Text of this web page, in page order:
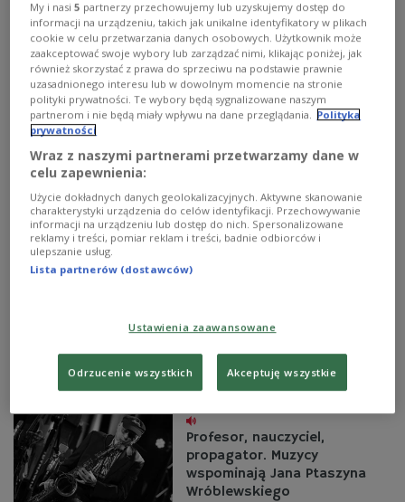
zdjęcie ilustracyjne Foto: Shutterstock/Ezume Images
O AUDYCJI
Najlepsze wykonania utrwalone na płytach z kultowej serii
"Polish Jazz", amerykański swing i szalone rytmy rodem z
Południa. Kanon gatunku, ale także nagrania zapomniane,
choć ważne. A wreszcie mini-monografie pianistów i
wokalistów oraz prezentacje legendarnych big-bandów
Duke’a Ellingtona, Counta Basiego i Benny’ego
godz. 18.00-19.00 (prowadzenie: Tomasz Szachowski,
Korneliusz Pacuda).
W POPRZEDNICH ODCINKACH
Profesor, nauczyciel,
propagator. Muzycy
wspominają Jana Ptaszyna
Wróblewskiego
My i nasi5 partnerzy przechowujemy lub uzyskujemy dostęp do
informacji na urządzeniu, takich jak unikalne identyfikatory w plikach
cookie w celu przetwarzania danych osobowych. Użytkownik może
zaakceptować swoje wybory lub zarządzać nimi, klikając poniżej, jak
również skorzystać z prawa do sprzeciwu na podstawie prawnie
uzasadnionego interesu lub w dowolnym momencie na stronie
polityki prywatności. Te wybory będą sygnalizowane naszym
partnerom i nie będą miały wpływu na dane przeglądania. Polityka
prywatności
Wraz z naszymi partnerami przetwarzamy dane w
celu zapewnienia:
Użycie dokładnych danych geolokalizacyjnych. Aktywne skanowanie
charakterystyki urządzenia do celów identyfikacji. Przechowywanie
informacji na urządzeniu lub dostęp do nich. Spersonalizowane
reklamy i treści, pomiar reklam i treści, badnie odbiorców i
ulepszanie usług.
Lista partnerów (dostawców)
Ustawienia zaawansowane
Odrzucenie wszystkich Akceptuję wszystkie